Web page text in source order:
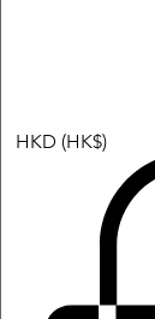
HKD (HK$)